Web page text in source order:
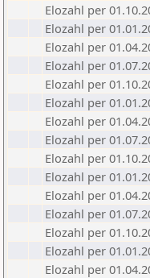
Elozahl per
Elozahl per
Elozahl per
Elozahl per
Elozahl per
Elozahl per
Elozahl per
Elozahl per
Elozahl per
Elozahl per
Elozahl per
Elozahl per
Elozahl per
Elozahl per
Elozahl per